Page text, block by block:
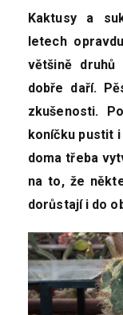
Kaktusy a
letech
většině
dobře daří.
zkušenosti.
koníčku pustit
doma třeba
na to, že
dorůstají i do